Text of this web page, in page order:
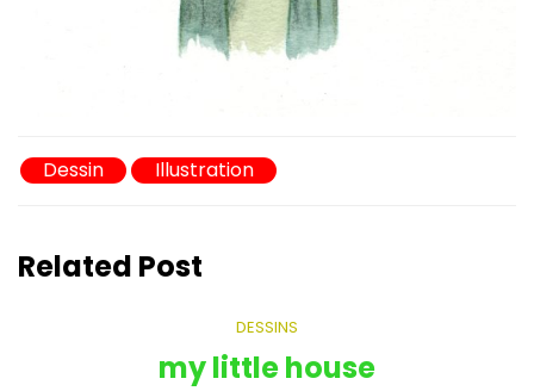
Dessin Illustration
Related Post
DESSINS
my little house